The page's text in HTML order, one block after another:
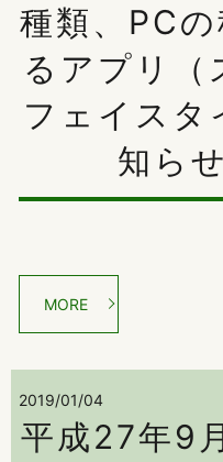
種類、PC
るアプリ（
フェイスタ
知ら
MORE
2019/01/04
平成27年9